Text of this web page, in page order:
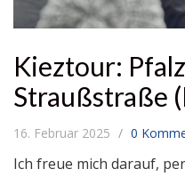
Kieztour:
Straußstraße
16. Februar 2025 0
Ich freue mich darauf,